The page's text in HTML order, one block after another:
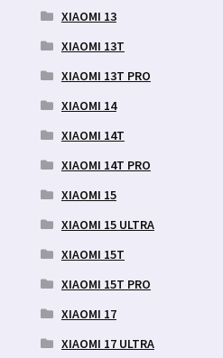
XIAOMI 13
XIAOMI 13T
XIAOMI 13T PRO
XIAOMI 14
XIAOMI 14T
XIAOMI 14T PRO
XIAOMI 15
XIAOMI 15 ULTRA
XIAOMI 15T
XIAOMI 15T PRO
XIAOMI 17
XIAOMI 17 ULTRA